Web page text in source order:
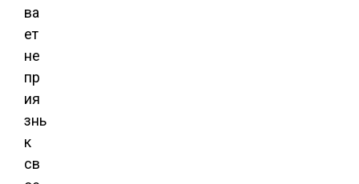
ва
ет
не
пр
ия
знь
к
св